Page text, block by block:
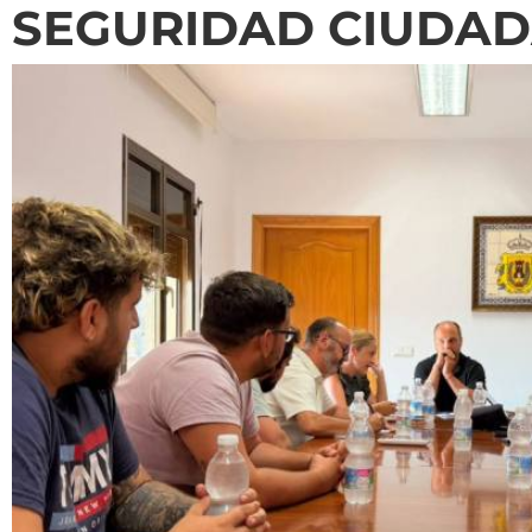
SEGURIDAD